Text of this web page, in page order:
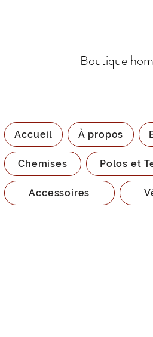
Boutique
Accueil À propos
Chemises Polos et
Accessoires